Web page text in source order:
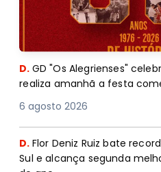
D. GD "Os Alegrienses"
realiza amanhã a festa
6 agosto 2026
D. Flor Deniz Ruiz bate
Sul e alcança segunda